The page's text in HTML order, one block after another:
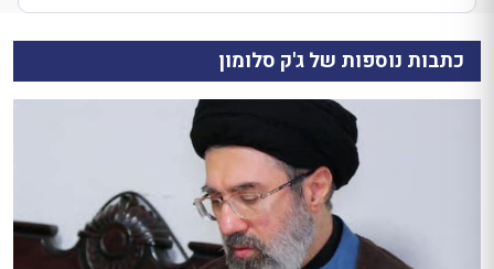
כתבות נוספות של ג'ק סלומון